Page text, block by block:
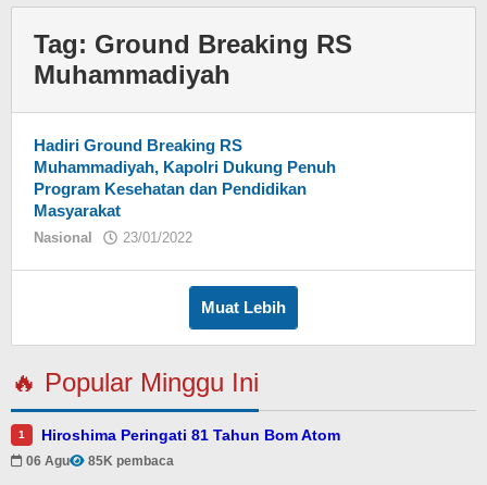
Tag: Ground Breaking RS
Muhammadiyah
Hadiri Ground Breaking RS
Muhammadiyah, Kapolri Dukung Penuh
Program Kesehatan dan Pendidikan
Masyarakat
Nasional 23/01/2022
Muat Lebih
🔥 Popular Minggu Ini
1 Hiroshima Peringati 81 Tahun Bom Atom
06 Agu 85K pembaca